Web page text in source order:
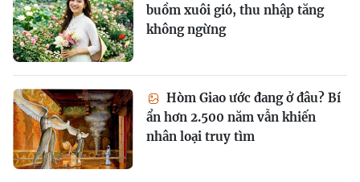
buồm xuôi gió, thu nhập tăng
không ngừng
Hòm Giao ước đang ở đâu? Bí
ẩn hơn 2.500 năm vẫn khiến
nhân loại truy tìm